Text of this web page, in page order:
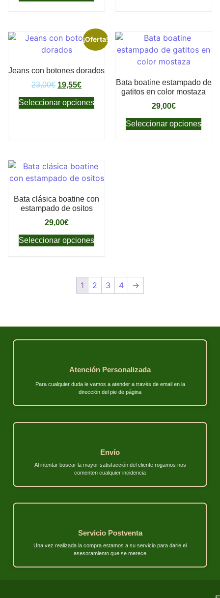
¡Oferta!
Jeans con botones dorados
23,00€ 19,55€
Seleccionar opciones
Bata boatine estampado de
gatitos en color mostaza
29,00€
Seleccionar opciones
Bata clásica boatine con
estampado de ositos
29,00€
Seleccionar opciones
1 2 3 4 →
Atención Personalizada
Para cualquier duda le vamos a atender a través de email en la
dirección del pie de página
Envío
Al intentar buscar la mayor satisfacción del cliente rogamos nos
comenten cualquier incidencia
Servicio Postventa
Una vez realizada la compra estamos a su servicio para darle el
asesoramiento que se merece